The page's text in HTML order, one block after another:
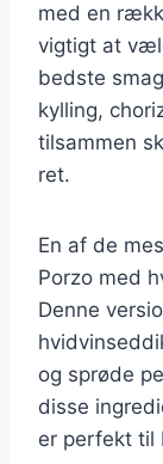
med en
vigtigt at
bedste
kylling,
tilsammen
ret.
En af de
Porzo med
Denne
og sprøde
disse
er perfekt til